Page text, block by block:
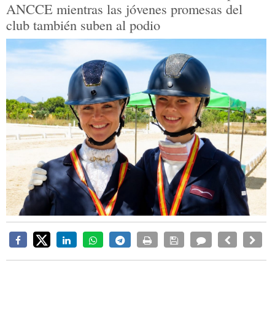
ANCCE mientras las jóvenes promesas del
club también suben al podio